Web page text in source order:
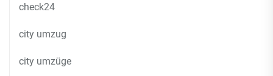
check24
city umzug
city umzüge